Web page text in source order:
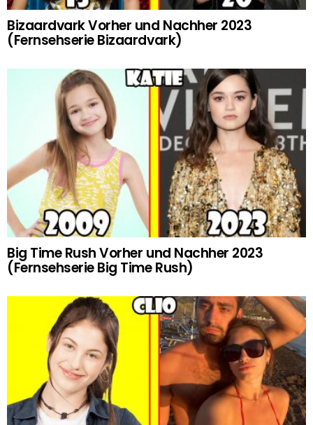
Bizaardvark Vorher und Nachher 2023
(Fernsehserie Bizaardvark)
Big Time Rush Vorher und Nachher 2023
(Fernsehserie Big Time Rush)